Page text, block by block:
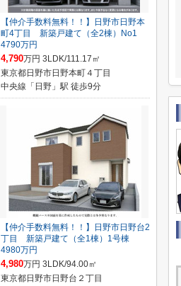
【仲介手数料無料！！】日野市日野本
町4丁目 新築戸建て（全2棟）No1
4790万円
4,790万円 3LDK/111.17㎡
東京都日野市日野本町４丁目
中央線「日野」駅 徒歩9分
【仲介手数料無料！！】日野市日野台2
丁目 新築戸建て（全1棟）1号棟
4980万円
4,980万円 3LDK/94.00㎡
東京都日野市日野台２丁目